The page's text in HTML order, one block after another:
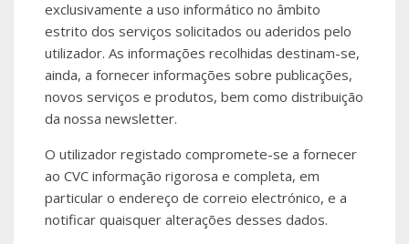
exclusivamente a uso informático no âmbito
estrito dos serviços solicitados ou aderidos pelo
utilizador. As informações recolhidas destinam-se,
ainda, a fornecer informações sobre publicações,
novos serviços e produtos, bem como distribuição
da nossa newsletter.
O utilizador registado compromete-se a fornecer
ao CVC informação rigorosa e completa, em
particular o endereço de correio electrónico, e a
notificar quaisquer alterações desses dados.